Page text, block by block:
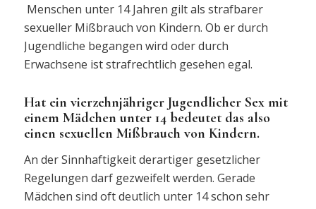
Menschen unter 14 Jahren gilt als strafbarer
sexueller Mißbrauch von Kindern. Ob er durch
Jugendliche begangen wird oder durch
Erwachsene ist strafrechtlich gesehen egal.
Hat ein vierzehnjähriger Jugendlicher Sex mit
einem Mädchen unter 14 bedeutet das also
einen sexuellen Mißbrauch von Kindern.
An der Sinnhaftigkeit derartiger gesetzlicher
Regelungen darf gezweifelt werden. Gerade
Mädchen sind oft deutlich unter 14 schon sehr